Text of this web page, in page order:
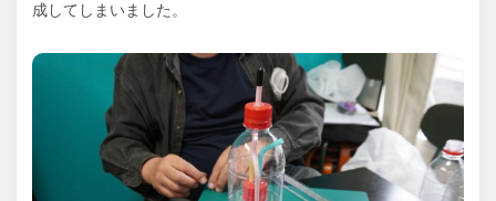
成してしまいました。